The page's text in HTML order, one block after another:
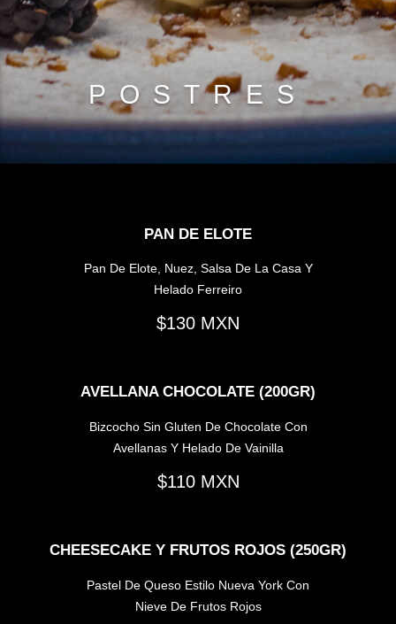
POSTRES
PAN DE ELOTE
Pan De Elote, Nuez, Salsa De La Casa Y
Helado Ferreiro
130
AVELLANA CHOCOLATE (200GR)
Bizcocho Sin Gluten De Chocolate Con
Avellanas Y Helado De Vainilla
110
CHEESECAKE Y FRUTOS ROJOS (250GR)
Pastel De Queso Estilo Nueva York Con
Nieve De Frutos Rojos